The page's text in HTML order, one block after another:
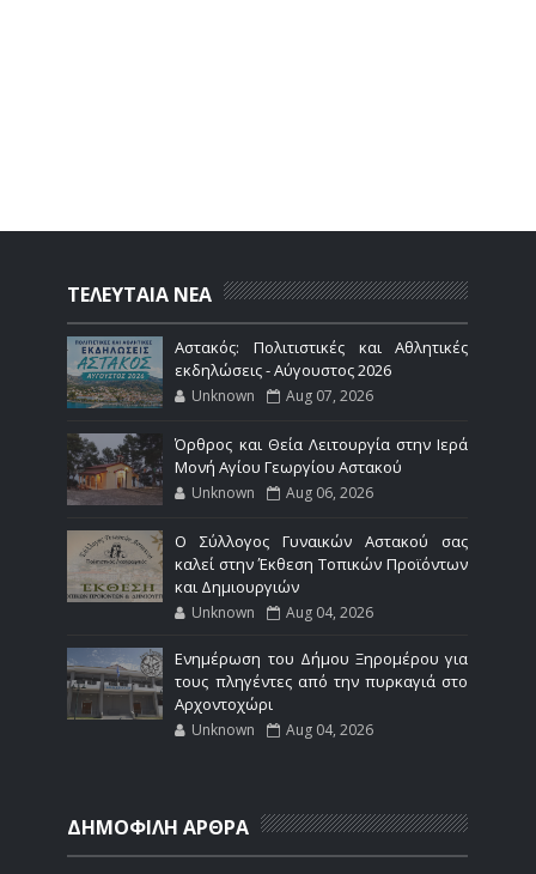
ΤΕΛΕΥΤΑΙΑ ΝΕΑ
Αστακός: Πολιτιστικές και Αθλητικές
εκδηλώσεις - Αύγουστος 2026
Unknown Aug 07, 2026
Όρθρος και Θεία Λειτουργία στην Ιερά
Μονή Αγίου Γεωργίου Αστακού
Unknown Aug 06, 2026
Ο Σύλλογος Γυναικών Αστακού σας
καλεί στην Έκθεση Τοπικών Προϊόντων
και Δημιουργιών
Unknown Aug 04, 2026
Ενημέρωση του Δήμου Ξηρομέρου για
τους πληγέντες από την πυρκαγιά στο
Αρχοντοχώρι
Unknown Aug 04, 2026
ΔΗΜΟΦΙΛΗ ΑΡΘΡΑ